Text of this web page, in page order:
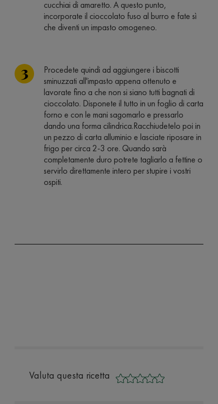
cucchiai di amaretto. A questo punto,
incorporate il cioccolato fuso al burro e fate sì
che diventi un impasto omogeneo.
Procedete quindi ad aggiungere i biscotti
sminuzzati all'impasto appena ottenuto e
lavorate fino a che non si siano tutti bagnati di
cioccolato. Disponete il tutto in un foglio di carta
forno e con le mani sagomarlo e pressarlo
dando una forma cilindrica.Racchiudetelo poi in
un pezzo di carta alluminio e lasciate riposare in
frigo per circa 2-3 ore. Quando sarà
completamente duro potrete tagliarlo a fettine o
servirlo direttamente intero per stupire i vostri
ospiti.
Valuta questa ricetta